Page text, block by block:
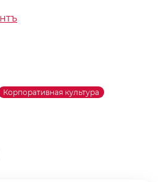
Корпоративная культура